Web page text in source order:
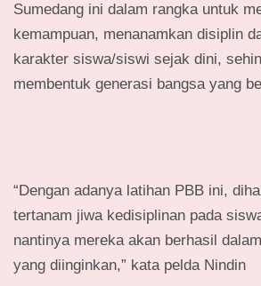
Sumedang ini dalam rangka untuk
kemampuan, menanamkan disiplin
karakter siswa/siswi sejak dini,
membentuk generasi bangsa yang
“Dengan adanya latihan PBB ini,
tertanam jiwa kedisiplinan pada
nantinya mereka akan berhasil
yang diinginkan,” kata pelda Nindin